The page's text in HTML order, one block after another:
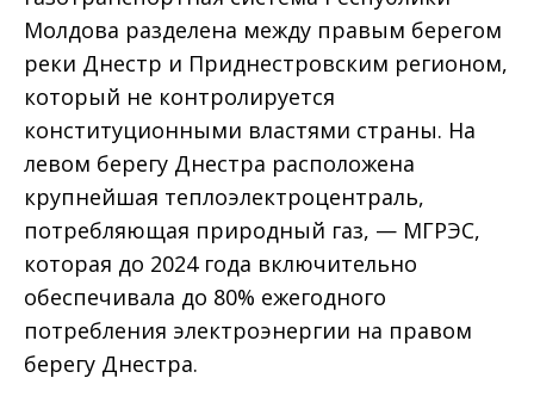
Молдова разделена между правым берегом
реки Днестр и Приднестровским регионом,
который не контролируется
конституционными властями страны. На
левом берегу Днестра расположена
крупнейшая теплоэлектроцентраль,
потребляющая природный газ, — МГРЭС,
которая до 2024 года включительно
обеспечивала до 80% ежегодного
потребления электроэнергии на правом
берегу Днестра.